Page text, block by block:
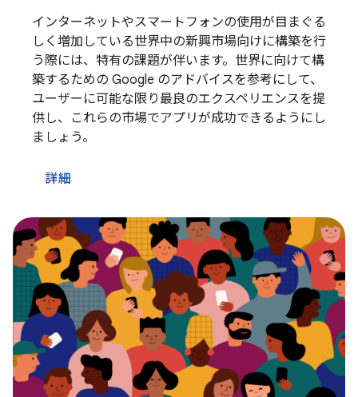
インターネットやスマートフォンの使用が目まぐる
しく増加している世界中の新興市場向けに構築を行
う際には、特有の課題が伴います。世界に向けて構
築するための Google のアドバイスを参考にして、
ユーザーに可能な限り最良のエクスペリエンスを提
供し、これらの市場でアプリが成功できるようにし
ましょう。
詳細